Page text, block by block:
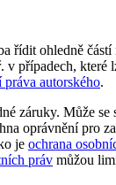
řídit ohledně částí
v případech, které
autorského.
záruky. Může se
oprávnění pro
je ochrana
práv můžou